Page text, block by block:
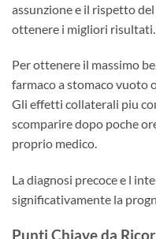
assunzione e il rispetto
ottenere i migliori risultati.
Per ottenere il massimo
farmaco a stomaco vuoto
Gli effetti collaterali piu
scomparire dopo poche
proprio medico.
La diagnosi precoce e l
significativamente la
Punti Chiave da